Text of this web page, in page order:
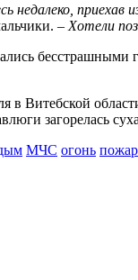
недалеко, приехав
– Хотели
бесстрашными
в Витебской
загорелась
МЧС огонь пожар